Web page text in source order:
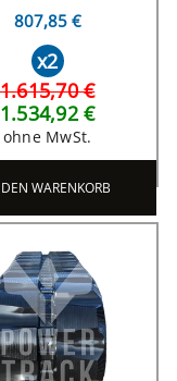
807,85 €
x2
1.615,70 €
1.534,92 €
ohne MwSt.
WARENKORB